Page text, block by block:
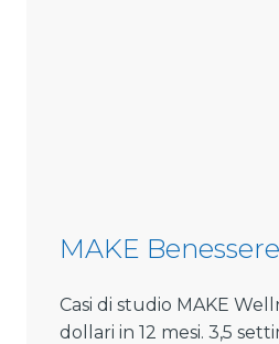
MAKE Benessere
Casi di studio MAKE
dollari in 12 mesi. 3,5